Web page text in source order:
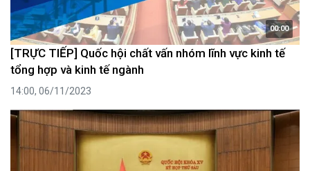
00:00
[TRỰC TIẾP] Quốc hội chất vấn nhóm lĩnh vực kinh tế
tổng hợp và kinh tế ngành
14:00, 06/11/2023